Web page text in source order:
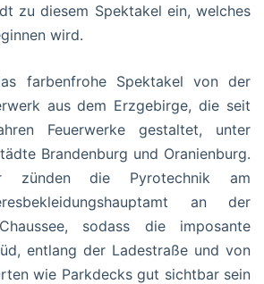
zu diesem Spektakel ein, welches
wird.
farbenfrohe Spektakel von der
aus dem Erzgebirge, die seit
Feuerwerke gestaltet, unter
Brandenburg und Oranienburg.
zünden die Pyrotechnik am
an der
sodass die imposante
entlang der Ladestraße und von
wie Parkdecks gut sichtbar sein